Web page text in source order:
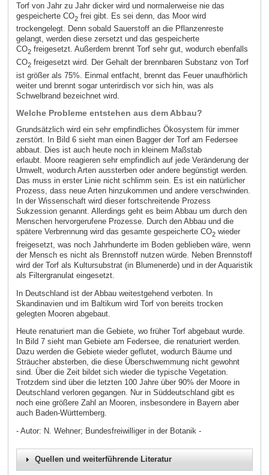
Torf von Jahr zu Jahr dicker wird und normalerweise nie das
gespeicherte CO2frei gibt. Es sei denn, das Moor wird
trockengelegt. Denn sobald Sauerstoff an die Pflanzenreste
gelangt, werden diese zersetzt und das gespeicherte
CO2freigesetzt. Außerdem brennt Torf sehr gut, wodurch ebenfalls
CO2freigesetzt wird. Der Gehalt der brennbaren Substanz von Torf
ist größer als 75%. Einmal entfacht, brennt das Feuer unaufhörlich
weiter und brennt sogar unterirdisch vor sich hin, was als
Schwelbrand bezeichnet wird.
Welche Probleme entstehen aus dem Abbau?
Grundsätzlich wird ein sehr empfindliches Ökosystem für immer
zerstört. In Bild 6 sieht man einen Bagger der Torf am Federsee
abbaut. Dies ist auch heute noch in kleinem Maßstab
erlaubt. Moore reagieren sehr empfindlich auf jede Veränderung der
Umwelt, wodurch Arten aussterben oder andere begünstigt werden.
Das muss in erster Linie nicht schlimm sein. Es ist ein natürlicher
Prozess, dass neue Arten hinzukommen und andere verschwinden.
In der Wissenschaft wird dieser fortschreitende Prozess
Sukzession genannt. Allerdings geht es beim Abbau um durch den
Menschen hervorgerufene Prozesse. Durch den Abbau und die
spätere Verbrennung wird das gesamte gespeicherte CO2wieder
freigesetzt, was noch Jahrhunderte im Boden geblieben wäre, wenn
der Mensch es nicht als Brennstoff nutzen würde. Neben Brennstoff
wird der Torf als Kultursubstrat (in Blumenerde) und in der Aquaristik
als Filtergranulat eingesetzt.
In Deutschland ist der Abbau weitestgehend verboten. In
Skandinavien und im Baltikum wird Torf von bereits trocken
gelegten Mooren abgebaut.
Heute renaturiert man die Gebiete, wo früher Torf abgebaut wurde.
In Bild 7 sieht man Gebiete am Federsee, die renaturiert werden.
Dazu werden die Gebiete wieder geflutet, wodurch Bäume und
Sträucher absterben, die diese Überschwemmung nicht gewohnt
sind. Über die Zeit bildet sich wieder die typische Vegetation.
Trotzdem sind über die letzten 100 Jahre über 90% der Moore in
Deutschland verloren gegangen. Nur in Süddeutschland gibt es
noch eine größere Zahl an Mooren, insbesondere in Bayern aber
auch Baden-Württemberg.
- Autor: N. Wehner; Bundesfreiwilliger in der Botanik -
Quellen und weiterführende Literatur